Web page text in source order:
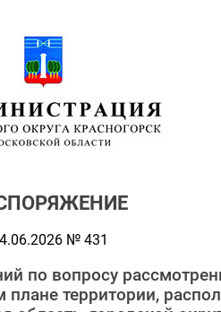
№ 431
по вопросу
плане территории,